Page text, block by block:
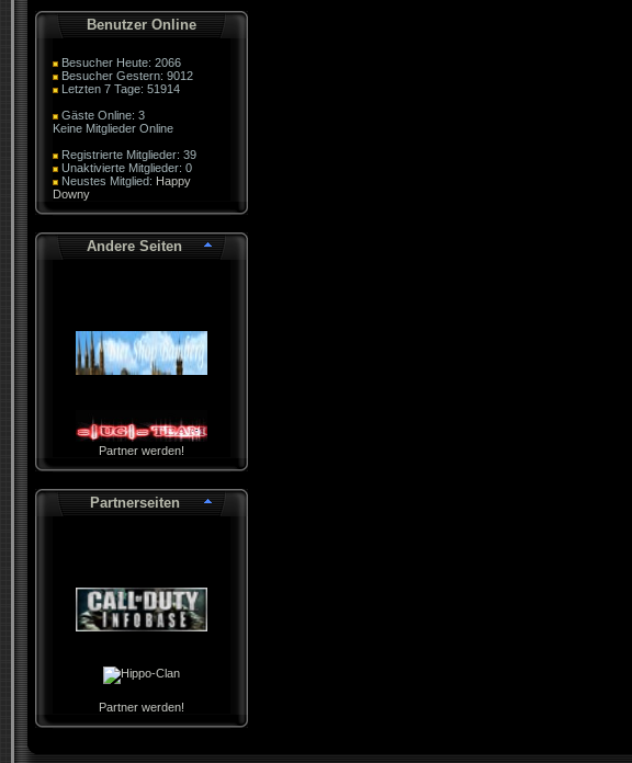
Benutzer Online
Besucher Heute: 2066
Besucher Gestern: 9012
Letzten 7 Tage: 51914
Gäste Online: 3
Keine Mitglieder Online
Registrierte Mitglieder: 39
Unaktivierte Mitglieder: 0
Neustes Mitglied: Happy
Downy
Andere Seiten
Partner werden!
Partnerseiten
Partner werden!